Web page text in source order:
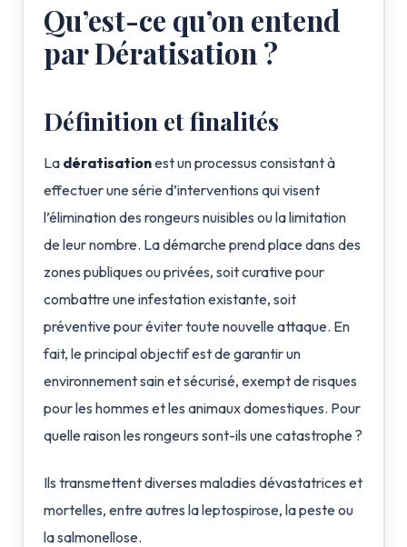
Qu’est-ce qu’on entend
par Dératisation ?
Définition et finalités
La dératisationest un processus consistant à
effectuer une série d’interventions qui visent
l’élimination des rongeurs nuisibles ou la limitation
de leur nombre. La démarche prend place dans des
zones publiques ou privées, soit curative pour
combattre une infestation existante, soit
préventive pour éviter toute nouvelle attaque. En
fait, le principal objectif est de garantir un
environnement sain et sécurisé, exempt de risques
pour les hommes et les animaux domestiques. Pour
quelle raison les rongeurs sont-ils une catastrophe ?
Ils transmettent diverses maladies dévastatrices et
mortelles, entre autres la leptospirose, la peste ou
la salmonellose.